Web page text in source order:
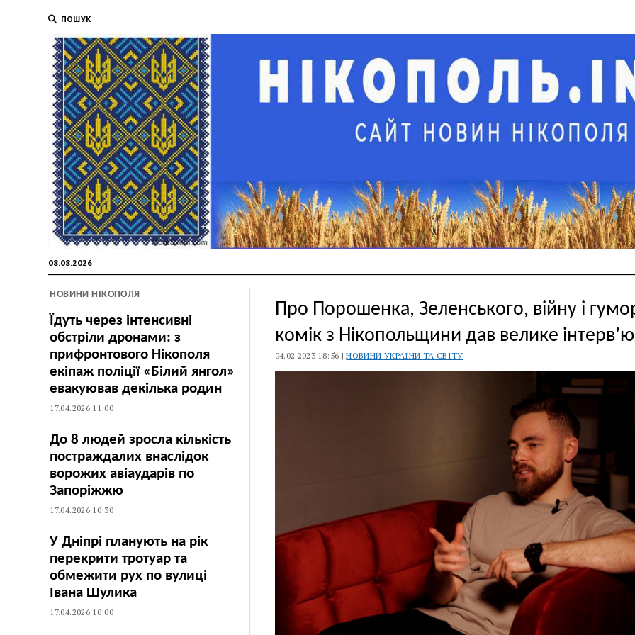
ПОШУК
08.08.2026
НОВИНИ НІКОПОЛЯ
Їдуть через інтенсивні
обстріли дронами: з
прифронтового Нікополя
екіпаж поліції «Білий янгол»
евакуював декілька родин
17.04.2026 11:00
До 8 людей зросла кількість
постраждалих внаслідок
ворожих авіаударів по
Запоріжжю
17.04.2026 10:30
У Дніпрі планують на рік
перекрити тротуар та
обмежити рух по вулиці
Івана Шулика
17.04.2026 10:00
Про Порошенка, Зеленського, війну і
комік з Нікопольщини дав велике
04.02.2023 18:56 |НОВИНИ УКРАЇНИ ТА СВІТУ